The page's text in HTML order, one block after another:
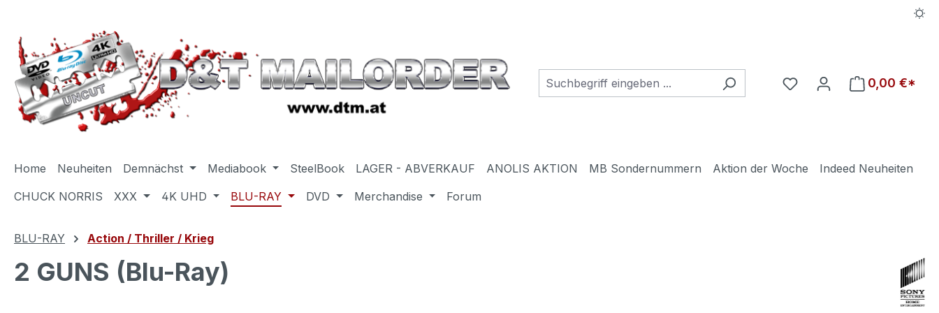
Du hast 0 Produkte auf
0,00 €*
Home Neuheiten Demnächst Mediabook SteelBook LAGER - ABVERKAUF ANOLIS AKTION MB Sondernummern Aktion der Woche
Indeed Neuheiten
CHUCK NORRIS
XXX 4K UHD BLU-RAY DVD Merchandise Forum
BLU-RAY Action / Thriller / Krieg
2 GUNS (Blu-Ray)